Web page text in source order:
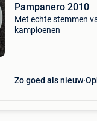
Pampanero 2010
Met echte stemmen
kampioenen
Zo goed als nieuw